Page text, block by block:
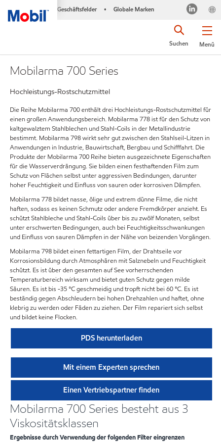
Geschäftsfelder • Globale Marken
Menü
Suchen
Mobilarma 700 Series
Hochleistungs-Rostschutzmittel
Die Reihe Mobilarma 700 enthält drei Hochleistungs-Rostschutzmittel für
einen großen Anwendungsbereich. Mobilarma 778 ist für den Schutz von
kaltgewalztem Stahlblechen und Stahl-Coils in der Metallindustrie
bestimmt. Mobilarma 798 wirkt sehr gut zwischen den Stahlseil-Litzen in
Anwendungen in Industrie, Bauwirtschaft, Bergbau und Schifffahrt. Die
Produkte der Mobilarma 700 Reihe bieten ausgezeichnete Eigenschaften
für die Wasserverdrängung. Sie bilden einen festhaftenden Film zum
Schutz von Flächen selbst unter aggressiven Bedindungen, darunter
hoher Feuchtigkeit und Einfluss von sauren oder korrosiven Dämpfen.
Mobilarma 778 bildet nasse, ölige und extrem dünne Filme, die nicht
haften, sodass es keinen Schmutz oder andere Fremdkörper anzieht. Es
schützt Stahlbleche und Stahl-Coils über bis zu zwölf Monaten, selbst
unter erschwerten Bedingungen, auch bei Feuchtigkeitsschwankungen
und Einfluss von sauren Dämpfen in der Nähe von beizenden Vorgängen.
Mobilarma 798 bildet einen fettartigen Film, der Drahtseile vor
Korrosionsbildung durch Atmosphären mit Salznebeln und Feuchtigkeit
schützt. Es ist über den gesamten auf See vorherrschenden
Temperaturbereich wirksam und bietet guten Schutz gegen milde
Säuren. Es ist bis -35 °C geschmeidig und tropft nicht bei 60 °C. Es ist
beständig gegen Abschleudern bei hohen Drehzahlen und haftet, ohne
klebrig zu werden oder Fäden zu ziehen. Der Film repariert sich selbst
und bildet keine Flocken.
PDS herunterladen
Mit einem Experten sprechen
Einen Vertriebspartner finden
Mobilarma 700 Series besteht aus 3
Viskositätsklassen
Ergebnisse durch Verwendung der folgenden Filter eingrenzen